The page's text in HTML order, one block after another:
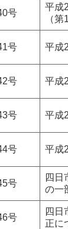
号
平成
（第
号 平成
号 平成
号 平成
号 平成
号
四日
の一
号
四日
正に